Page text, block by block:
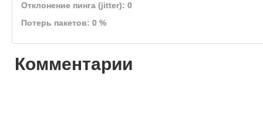
Отклонение пинга (jitter): 0
Потерь пакетов: 0 %
Комментарии